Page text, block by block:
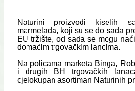
Naturini proizvodi kiselih
marmelada, koji su se do sada
EU tržište, od sada se mogu
domaćim trgovačkim lancima.
Na policama marketa Binga,
i drugih BH trgovačkih
cjelokupan asortiman Naturinih